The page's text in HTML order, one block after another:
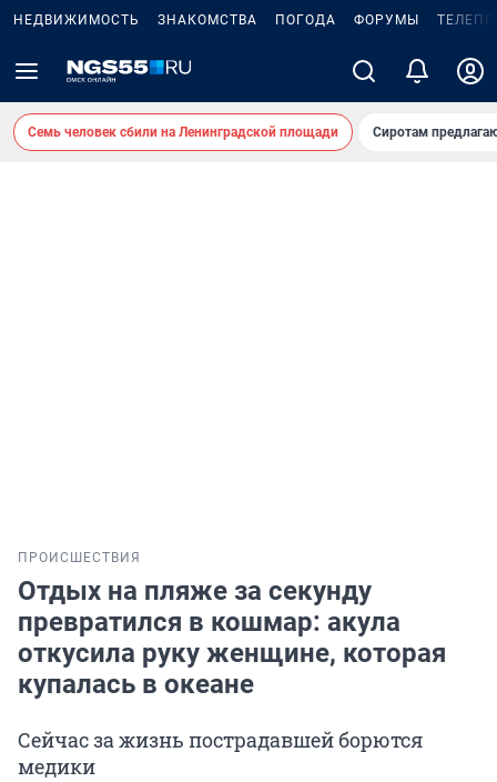
НЕДВИЖИМОСТЬ ЗНАКОМСТВА ПОГОДА ФОРУМЫ
Семь человек сбили на Ленинградской площади Сиротам
ПРОИСШЕСТВИЯ
Отдых на пляже за секунду
превратился в кошмар: акула
откусила руку женщине, которая
купалась в океане
Сейчас за жизнь пострадавшей борются
медики